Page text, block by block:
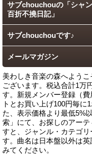
サブchouchouの「シャ
百折不撓日記」
サブchouchouです♪
メールマガジン
美わしき音楽の森へよう
ございます。税込合計1万
す。新規メンバー登録（
トとお買い上げ100円毎に
た、表示価格より最低5%
索」にて、お探しのアー
すと、ジャンル・カテゴ
す。曲名は日本盤以外は
みてください。